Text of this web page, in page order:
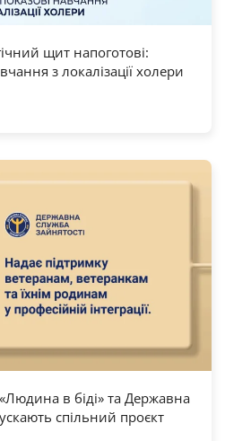
щит напоготові:
з локалізації холери
в біді» та Державна
спільний проєкт